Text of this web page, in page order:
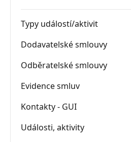
Typy událostí/aktivit
Dodavatelské smlouvy
Odběratelské smlouvy
Evidence smluv
Kontakty - GUI
Události, aktivity